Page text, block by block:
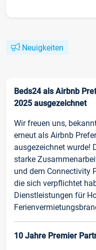
Neuigkeiten
Beds24 als Airbnb
2025 ausgezeichnet
Wir freuen uns,
erneut als Airbnb
ausgezeichnet wurde!
starke
und dem Connectivity
die sich verpflichtet
Dienstleistungen für
10 Jahre Premier